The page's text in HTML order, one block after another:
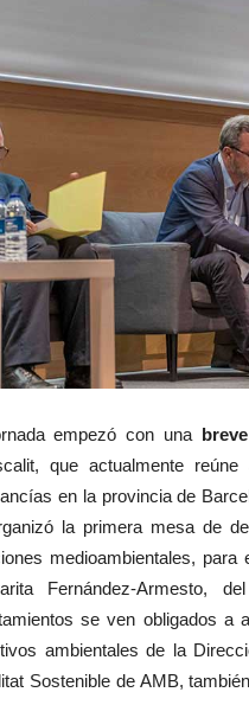
empezó con una
que actualmente
en la provincia de
la primera mesa de
medioambientales,
Fernández-Armesto,
se ven obligados a
ambientales de la
Sostenible de AMB,